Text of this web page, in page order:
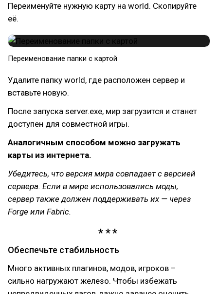
Переименуйте нужную карту на world. Скопируйте
её.
Переименование папки с картой
Удалите папку world, где расположен сервер и
вставьте новую.
После запуска server.exe, мир загрузится и станет
доступен для совместной игры.
Аналогичным способом можно загружать
карты из интернета.
Убедитесь, что версия мира совпадает с версией
сервера. Если в мире использовались моды,
сервер также должен поддерживать их — через
Forge или Fabric.
Обеспечьте стабильность
Много активных плагинов, модов, игроков –
сильно нагружают железо. Чтобы избежать